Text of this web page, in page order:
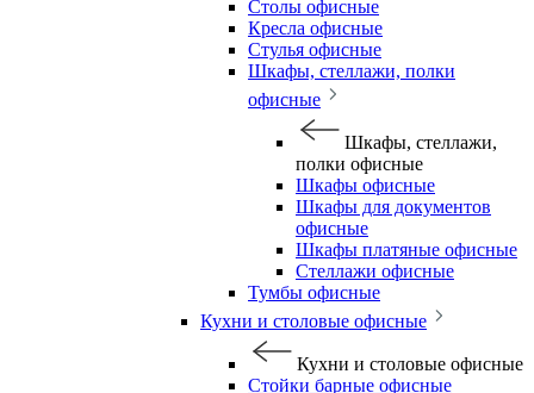
Столы офисные
Кресла офисные
Стулья офисные
Шкафы, стеллажи, полки
офисные
Шкафы, стеллажи,
полки офисные
Шкафы офисные
Шкафы для документов
офисные
Шкафы платяные офисные
Стеллажи офисные
Тумбы офисные
Кухни и столовые офисные
Кухни и столовые офисные
Стойки барные офисные